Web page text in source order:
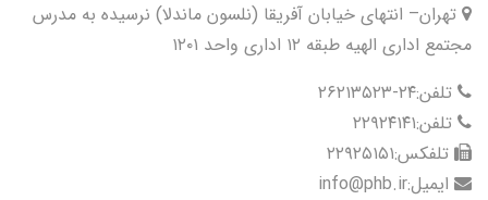
تهران– انتهای خیابان آفریقا (نلسون ماندلا) نرسیده به مدرس
مجتمع اداری الهیه طبقه ۱۲ اداری واحد ۱۲۰۱
تلفن:۲۴-۲۶۲۱۳۵۲۳
تلفن:۲۲۹۲۴۱۴۱
تلفکس:۲۲۹۲۵۱۵۱
ایمیل:info@phb.ir